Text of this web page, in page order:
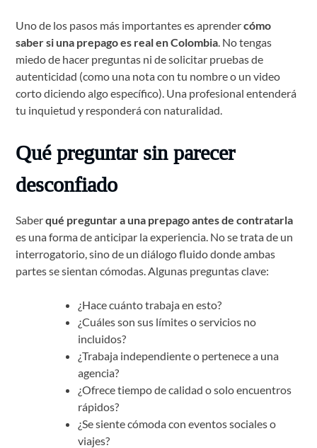
Uno de los pasos más importantes es aprendercómo
saber si una prepago es real en Colombia . No tengas
miedo de hacer preguntas ni de solicitar pruebas de
autenticidad (como una nota con tu nombre o un video
corto diciendo algo específico). Una profesional entenderá
tu inquietud y responderá con naturalidad.
Qué preguntar sin parecer
desconfiado
Saberqué preguntar a una prepago antes de contratarla
es una forma de anticipar la experiencia. No se trata de un
interrogatorio, sino de un diálogo fluido donde ambas
partes se sientan cómodas. Algunas preguntas clave:
¿Hace cuánto trabaja en esto?
¿Cuáles son sus límites o servicios no
incluidos?
¿Trabaja independiente o pertenece a una
agencia?
¿Ofrece tiempo de calidad o solo encuentros
rápidos?
¿Se siente cómoda con eventos sociales o
viajes?